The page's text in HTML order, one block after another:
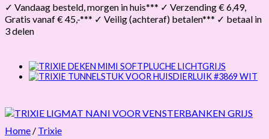
✓ Vandaag besteld, morgen in huis*** ✓ Verzending € 6,49,
Gratis vanaf € 45,-*** ✓ Veilig (achteraf) betalen*** ✓ betaal in
3 delen
Home / Trixie